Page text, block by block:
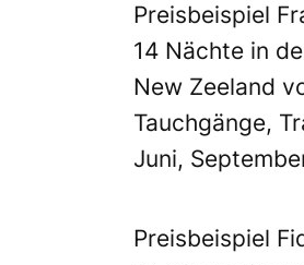
Preisbeispiel
14 Nächte in
New Zeeland
Tauchgänge,
Juni,
Preisbeispiel